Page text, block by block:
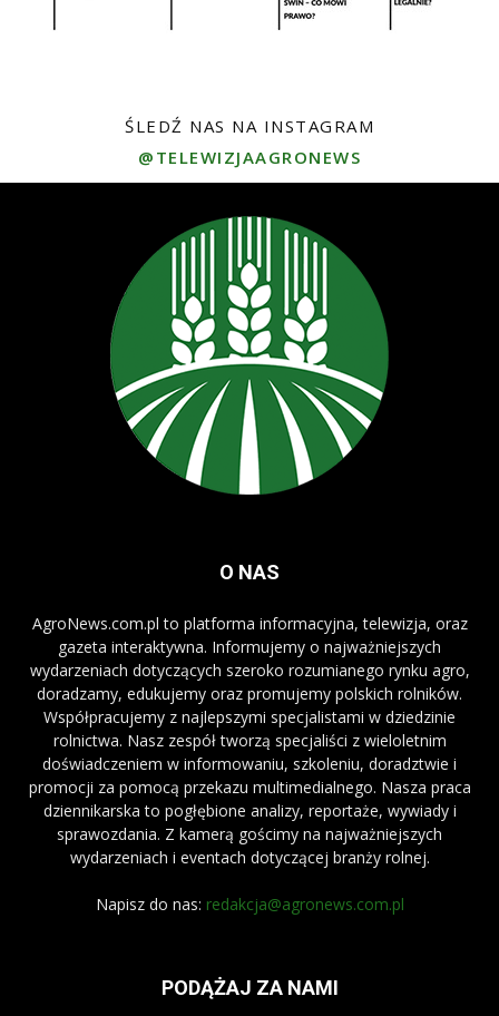
ŚLEDŹ NAS NA INSTAGRAM
@TELEWIZJAAGRONEWS
O NAS
AgroNews.com.pl to platforma informacyjna, telewizja, oraz
gazeta interaktywna. Informujemy o najważniejszych
wydarzeniach dotyczących szeroko rozumianego rynku agro,
doradzamy, edukujemy oraz promujemy polskich rolników.
Współpracujemy z najlepszymi specjalistami w dziedzinie
rolnictwa. Nasz zespół tworzą specjaliści z wieloletnim
doświadczeniem w informowaniu, szkoleniu, doradztwie i
promocji za pomocą przekazu multimedialnego. Nasza praca
dziennikarska to pogłębione analizy, reportaże, wywiady i
sprawozdania. Z kamerą gościmy na najważniejszych
wydarzeniach i eventach dotyczącej branży rolnej.
Napisz do nas: redakcja@agronews.com.pl
PODĄŻAJ ZA NAMI